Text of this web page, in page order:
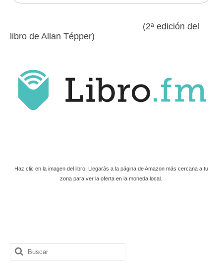
(2ª edición del
libro de Allan Tépper)
Haz clic en la imagen del libro. Llegarás a la página de Amazon más cercana a tu
zona para ver la oferta en la moneda local.
Buscar
por: